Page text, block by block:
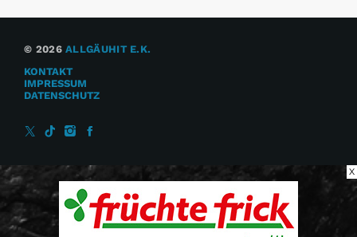
© 2026ALLGÄUHIT E.K.
KONTAKT
IMPRESSUM
DATENSCHUTZ
X